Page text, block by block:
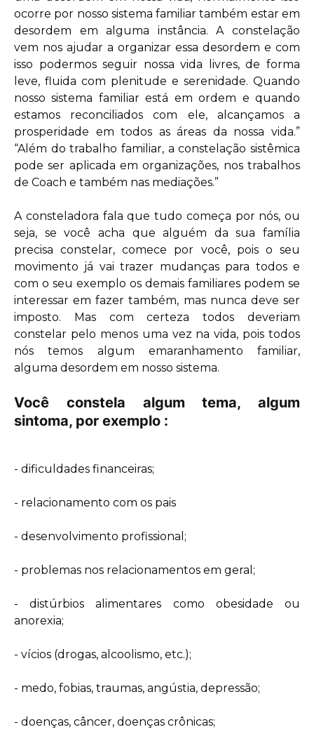
ocorre por nosso sistema familiar também estar em
desordem em alguma instância. A constelação
vem nos ajudar a organizar essa desordem e com
isso podermos seguir nossa vida livres, de forma
leve, fluida com plenitude e serenidade. Quando
nosso sistema familiar está em ordem e quando
estamos reconciliados com ele, alcançamos a
prosperidade em todos as áreas da nossa vida.”
“Além do trabalho familiar, a constelação sistêmica
pode ser aplicada em organizações, nos trabalhos
de Coach e também nas mediações.”
A consteladora fala que tudo começa por nós, ou
seja, se você acha que alguém da sua família
precisa constelar, comece por você, pois o seu
movimento já vai trazer mudanças para todos e
com o seu exemplo os demais familiares podem se
interessar em fazer também, mas nunca deve ser
imposto. Mas com certeza todos deveriam
constelar pelo menos uma vez na vida, pois todos
nós temos algum emaranhamento familiar,
alguma desordem em nosso sistema.
Você constela algum tema, algum
sintoma, por exemplo :
- dificuldades financeiras;
- relacionamento com os pais
- desenvolvimento profissional;
- problemas nos relacionamentos em geral;
- distúrbios alimentares como obesidade ou
anorexia;
- vícios (drogas, alcoolismo, etc.);
- medo, fobias, traumas, angústia, depressão;
- doenças, câncer, doenças crônicas;